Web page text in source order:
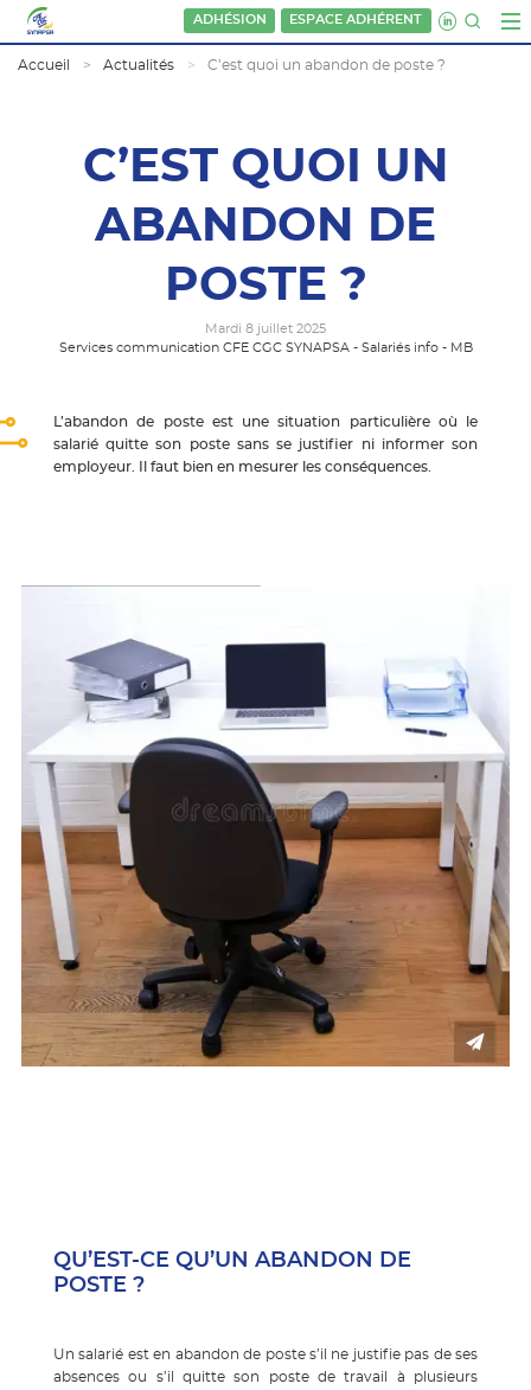
ADHÉSION ESPACE ADHÉRENT
Accueil Actualités C’est quoi un abandon de poste ?
C’EST QUOI UN
ABANDON DE
POSTE ?
Mardi 8 juillet 2025
Services communication CFE CGC SYNAPSA - Salariés info - MB
L’abandon de poste est une situation particulière où le
salarié quitte son poste sans se justifier ni informer son
employeur. Il faut bien en mesurer les conséquences.
QU’EST-CE QU’UN ABANDON DE
POSTE ?
Un salarié est en abandon de poste s’il ne justifie pas de ses
absences ou s’il quitte son poste de travail à plusieurs